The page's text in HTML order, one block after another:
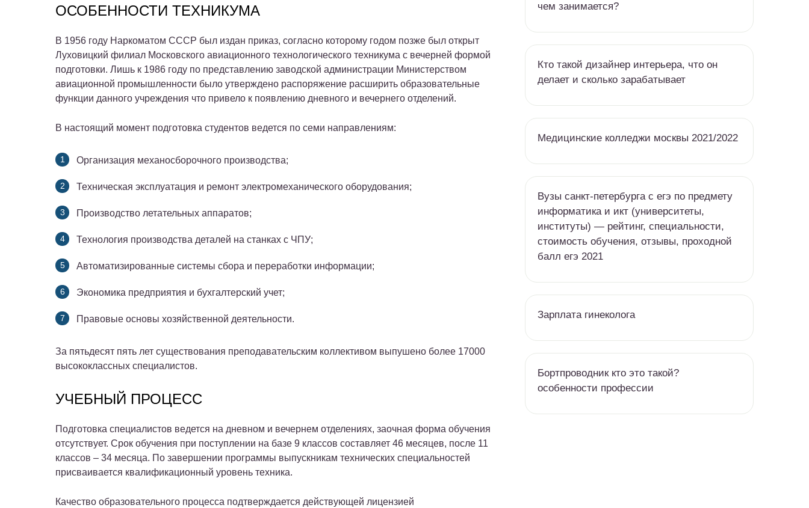
ОСОБЕННОСТИ ТЕХНИКУМА
В 1956 году Наркоматом СССР был издан приказ, согласно которому годом позже был открыт
Луховицкий филиал Московского авиационного технологического техникума с вечерней формой
подготовки. Лишь к 1986 году по представлению заводской администрации Министерством
авиационной промышленности было утверждено распоряжение расширить образовательные
функции данного учреждения что привело к появлению дневного и вечернего отделений.
В настоящий момент подготовка студентов ведется по семи направлениям:
Организация механосборочного производства;
Техническая эксплуатация и ремонт электромеханического оборудования;
Производство летательных аппаратов;
Технология производства деталей на станках с ЧПУ;
Автоматизированные системы сбора и переработки информации;
Экономика предприятия и бухгалтерский учет;
Правовые основы хозяйственной деятельности.
За пятьдесят пять лет существования преподавательским коллективом выпушено более 17000
высококлассных специалистов.
УЧЕБНЫЙ ПРОЦЕСС
Подготовка специалистов ведется на дневном и вечернем отделениях, заочная форма обучения
отсутствует. Срок обучения при поступлении на базе 9 классов составляет 46 месяцев, после 11
классов – 34 месяца. По завершении программы выпускникам технических специальностей
присваивается квалификационный уровень техника.
Качество образовательного процесса подтверждается действующей лицензией
чем занимается?
Кто такой дизайнер интерьера, что он
делает и сколько зарабатывает
Медицинские колледжи москвы 2021/2022
Вузы санкт-петербурга c егэ по предмету
информатика и икт (университеты,
институты) — рейтинг, специальности,
стоимость обучения, отзывы, проходной
балл егэ 2021
Зарплата гинеколога
Бортпроводник кто это такой?
особенности профессии